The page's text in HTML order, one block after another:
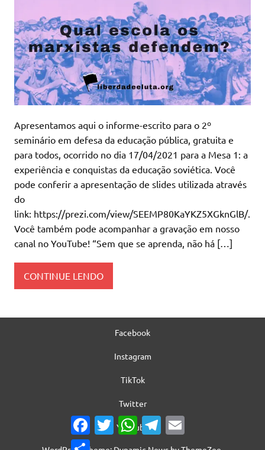
Apresentamos aqui o informe-escrito para o 2º
seminário em defesa da educação pública, gratuita e
para todos, ocorrido no dia 17/04/2021 para a Mesa 1: a
experiência e conquistas da educação soviética. Você
pode conferir a apresentação de slides utilizada através
do
link: https://prezi.com/view/SEEMP80KaYKZ5XGknGlB/.
Você também pode acompanhar a gravação em nosso
canal no YouTube! “Sem que se aprenda, não há […]
CONTINUE LENDO
Facebook
Instagram
TikTok
Twitter
YouTube
FacebookTwitterWhatsAppTelegram
Share